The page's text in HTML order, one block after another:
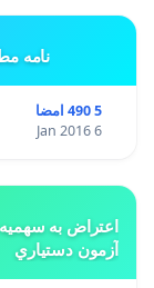
نامه
5 490 امضا
6 Jan 2016
آزمون دستياري